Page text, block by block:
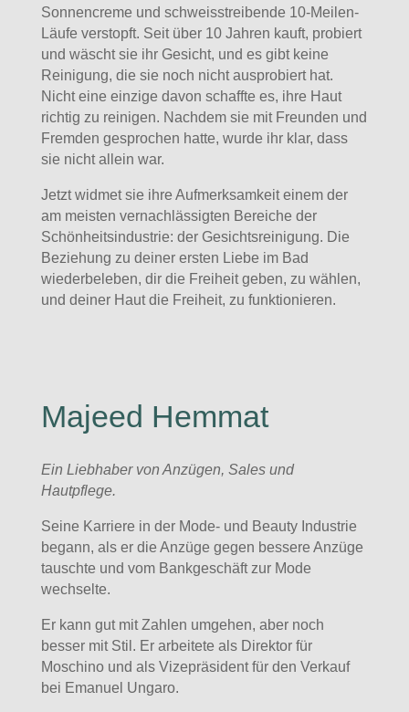
Sonnencreme und schweisstreibende 10-Meilen-
Läufe verstopft. Seit über 10 Jahren kauft, probiert
und wäscht sie ihr Gesicht, und es gibt keine
Reinigung, die sie noch nicht ausprobiert hat.
Nicht eine einzige davon schaffte es, ihre Haut
richtig zu reinigen. Nachdem sie mit Freunden und
Fremden gesprochen hatte, wurde ihr klar, dass
sie nicht allein war.
Jetzt widmet sie ihre Aufmerksamkeit einem der
am meisten vernachlässigten Bereiche der
Schönheitsindustrie: der Gesichtsreinigung. Die
Beziehung zu deiner ersten Liebe im Bad
wiederbeleben, dir die Freiheit geben, zu wählen,
und deiner Haut die Freiheit, zu funktionieren.
Majeed Hemmat
Ein Liebhaber von Anzügen, Sales und
Hautpflege.
Seine Karriere in der Mode- und Beauty Industrie
begann, als er die Anzüge gegen bessere Anzüge
tauschte und vom Bankgeschäft zur Mode
wechselte.
Er kann gut mit Zahlen umgehen, aber noch
besser mit Stil. Er arbeitete als Direktor für
Moschino und als Vizepräsident für den Verkauf
bei Emanuel Ungaro.